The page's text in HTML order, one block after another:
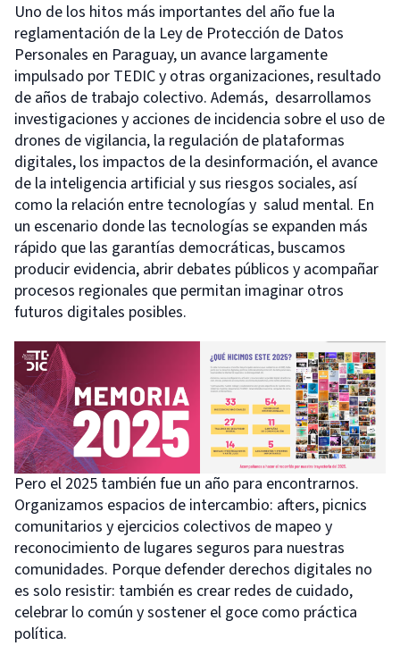
Uno de los hitos más importantes del año fue la
reglamentación de la Ley de Protección de Datos
Personales en Paraguay, un avance largamente
impulsado por TEDIC y otras organizaciones, resultado
de años de trabajo colectivo. Además, desarrollamos
investigaciones y acciones de incidencia sobre el uso de
drones de vigilancia, la regulación de plataformas
digitales, los impactos de la desinformación, el avance
de la inteligencia artificial y sus riesgos sociales, así
como la relación entre tecnologías y salud mental. En
un escenario donde las tecnologías se expanden más
rápido que las garantías democráticas, buscamos
producir evidencia, abrir debates públicos y acompañar
procesos regionales que permitan imaginar otros
futuros digitales posibles.
Pero el 2025 también fue un año para encontrarnos.
Organizamos espacios de intercambio: afters, picnics
comunitarios y ejercicios colectivos de mapeo y
reconocimiento de lugares seguros para nuestras
comunidades. Porque defender derechos digitales no
es solo resistir: también es crear redes de cuidado,
celebrar lo común y sostener el goce como práctica
política.